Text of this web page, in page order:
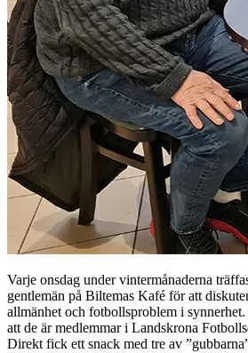
Varje onsdag under vintermånaderna
gentlemän på Biltemas Kafé för att
allmänhet och fotbollsproblem i
att de är medlemmar i Landskrona
Direkt fick ett snack med tre av